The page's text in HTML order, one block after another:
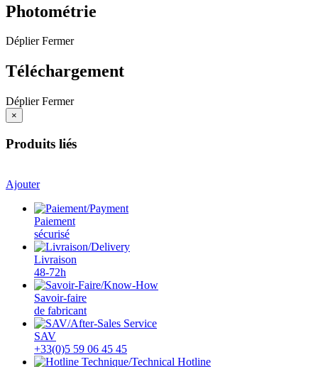
Photométrie
Déplier Fermer
Téléchargement
Déplier Fermer
×
Produits liés
Ajouter
Paiement
sécurisé
Livraison
48-72h
Savoir-faire
de fabricant
SAV
+33(0)5 59 06 45 45